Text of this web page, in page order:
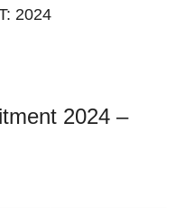
2024
2024 –